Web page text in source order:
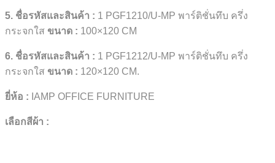
5. ชื่อรหัสและสินค้า : 1 PGF1210/U-MP พาร์ติชั่นทึบ ครึ่ง
กระจกใส ขนาด : 100×120 CM
6. ชื่อรหัสและสินค้า : 1 PGF1212/U-MP พาร์ติชั่นทึบ ครึ่ง
กระจกใส ขนาด : 120×120 CM.
ยี่ห้อ : IAMP OFFICE FURNITURE
เลือกสีผ้า :